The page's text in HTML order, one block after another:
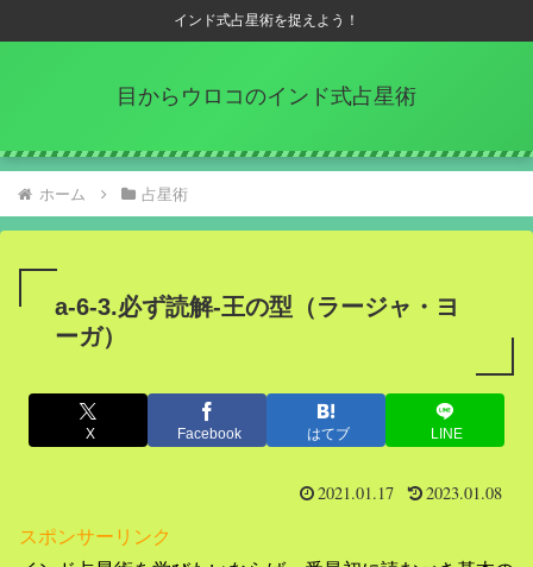
インド式占星術を捉えよう！
目からウロコのインド式占星術
ホーム 占星術
a-6-3.必ず読解-王の型（ラージャ・ヨ
ーガ）
X Facebook はてブ LINE
2021.01.17 2023.01.08
スポンサーリンク